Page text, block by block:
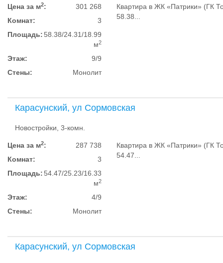
Цена за м2:
301 268
Комнат:
3
Площадь: 58.38/24.31/18.99
м2
Этаж:
9/9
Стены:
Монолит
Квартира в ЖК «Патрики» (ГК
58.38...
Карасунский, ул Сормовская
Новостройки, 3-комн.
Цена за м2:
287 738
Комнат:
3
Площадь: 54.47/25.23/16.33
м2
Этаж:
4/9
Стены:
Монолит
Квартира в ЖК «Патрики» (ГК
54.47...
Карасунский, ул Сормовская